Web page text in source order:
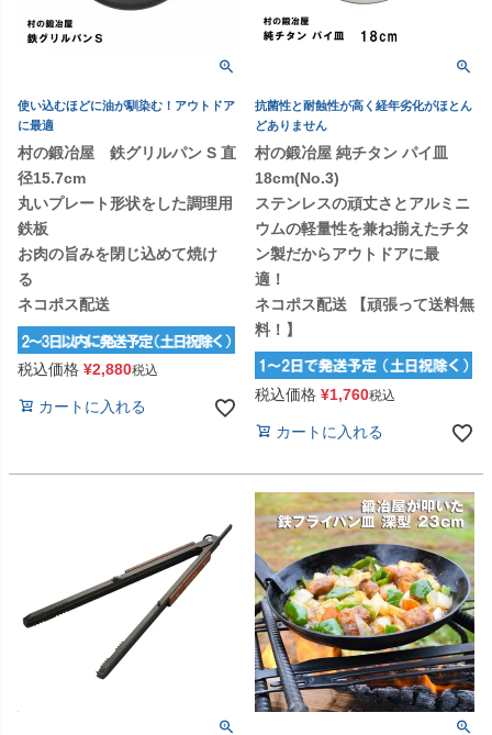
使い込むほどに油が馴染む！アウトドア
に最適
村の鍛冶屋 鉄グリルパン S 直
径15.7cm
丸いプレート形状をした調理用
鉄板
お肉の旨みを閉じ込めて焼け
る
ネコポス配送
税込価格 ¥2,880税込
カートに入れる
抗菌性と耐蝕性が高く経年劣化がほとん
どありません
村の鍛冶屋 純チタン パイ皿
18cm(No.3)
ステンレスの頑丈さとアルミニ
ウムの軽量性を兼ね揃えたチタ
ン製だからアウトドアに最
適！
ネコポス配送 【頑張って送料無
料！】
税込価格 ¥1,760税込
カートに入れる